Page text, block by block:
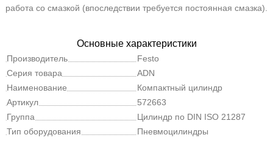
работа со смазкой (впоследствии требуется постоянная смазка).
Основные характеристики
Производитель
Festo
Серия товара
ADN
Наименование
Компактный цилиндр
Артикул
572663
Группа
Цилиндр по DIN ISO 21287
Тип оборудования
Пневмоцилиндры